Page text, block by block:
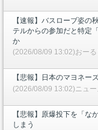
【速報】バスローブ姿の
テルからの参加だと特定
か
(2026/08/09 13:02)おーる
【悲報】日本のマヨネー
(2026/08/09 13:02)ニュ
【悲報】原爆投下を「な
しまう